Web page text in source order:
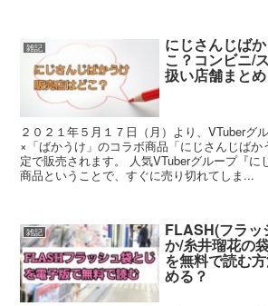
雑記 にじさんじば
こ？コンビニ/
扱い店舗まとめ
２０２１年５月１７日（月）より、VTuberグ
×「ばかうけ」のコラボ商品「にじさんじばか
定で販売されます。 人気VTuberグループ『に
商品ということで、すぐに売り切れてしま...
雑記 FLASH(フラッ
か/糸井瑠花の
を無料で読む
める？